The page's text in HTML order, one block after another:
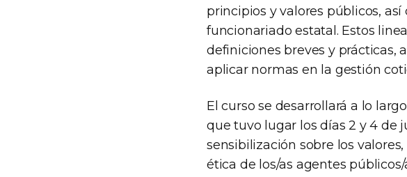
principios y valores públicos,
funcionariado estatal. Estos
definiciones breves y prácticas,
aplicar normas en la gestión
El curso se desarrollará a lo
que tuvo lugar los días 2 y 4 de
sensibilización sobre los
ética de los/as agentes públicos/